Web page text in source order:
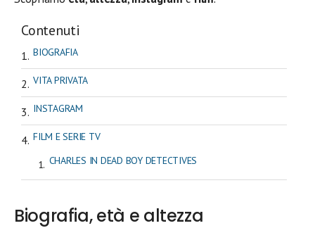
Contenuti
BIOGRAFIA
VITA PRIVATA
INSTAGRAM
FILM E SERIE TV
CHARLES IN DEAD BOY DETECTIVES
Biografia, età e altezza